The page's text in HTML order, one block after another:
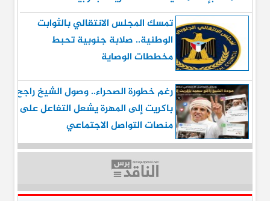
تمسك المجلس الانتقالي بالثوابت
الوطنية.. صلابة جنوبية تحبط
مخططات الوصاية
رغم خطورة الصحراء.. وصول الشيخ راجح
باكريت إلى المهرة يشعل التفاعل على
منصات التواصل الاجتماعي